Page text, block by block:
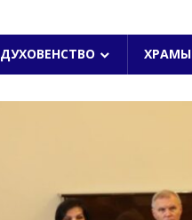
ДУХОВЕНСТВО ХРАМЫ